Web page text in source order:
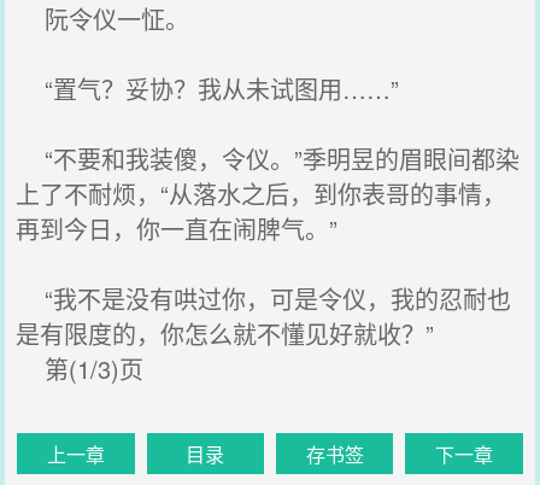
阮令仪一怔。
“置气？妥协？我从未试图用……”
“不要和我装傻，令仪。”季明昱的眉眼间都染
上了不耐烦，“从落水之后，到你表哥的事情，
再到今日，你一直在闹脾气。”
“我不是没有哄过你，可是令仪，我的忍耐也
是有限度的，你怎么就不懂见好就收？”
第(1/3)页
上一章 目录 存书签 下一章